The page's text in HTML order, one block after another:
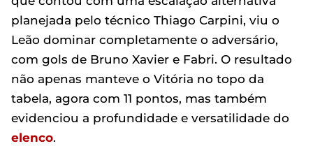
planejada pelo técnico Thiago Carpini, viu o
Leão dominar completamente o adversário,
com gols de Bruno Xavier e Fabri. O resultado
não apenas manteve o Vitória no topo da
tabela, agora com 11 pontos, mas também
evidenciou a profundidade e versatilidade do
elenco.